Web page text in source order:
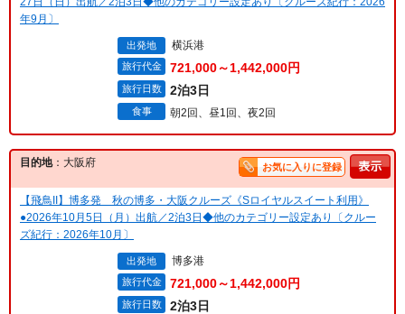
年9月〕
出発地 横浜港
旅行代金 721,000～1,442,000円
旅行日数 2泊3日
食事 朝2回、昼1回、夜2回
目的地：大阪府 お気に入りに登録
【飛鳥II】博多発 秋の博多・大阪クルーズ《Sロイヤルスイート利用》
●2026年10月5日（月）出航／2泊3日◆他のカテゴリー設定あり〔クルー
ズ紀行：2026年10月〕
出発地 博多港
旅行代金 721,000～1,442,000円
旅行日数 2泊3日